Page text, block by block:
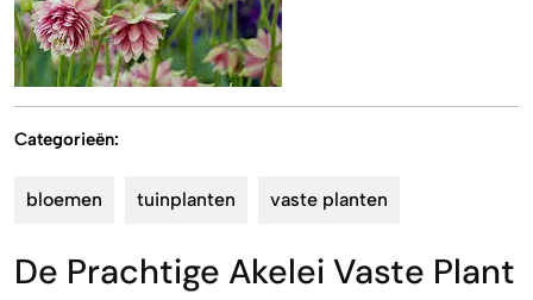
Categorieën:
bloemen tuinplanten vaste planten
De Prachtige Akelei Vaste Plant